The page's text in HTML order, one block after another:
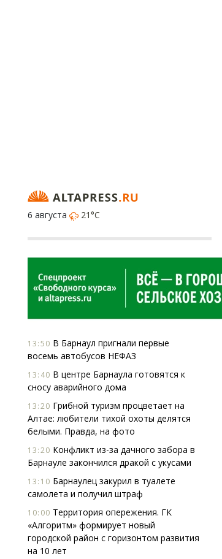
6 августа
21°C
13:50 В Барнаул пригнали первые
восемь автобусов НЕФАЗ
13:40 В центре Барнаула готовятся к
сносу аварийного дома
13:20 Грибной туризм процветает на
Алтае: любители тихой охоты делятся
белыми. Правда, на фото
13:20 Конфликт из-за дачного забора в
Барнауле закончился дракой с укусами
13:10 Барнаулец закурил в туалете
самолета и получил штраф
10:00 Территория опережения. ГК
«Алгоритм» формирует новый
городской район с горизонтом развития
на 10 лет